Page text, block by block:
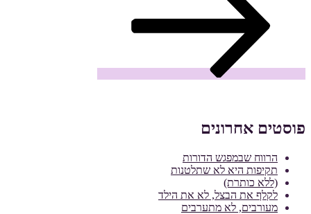
פוסטים אחרונים
הרווח שבמפגש הדורות
תקיפות היא לא שתלטנות
(ללא כותרת)
לקלף את הבצל, לא את הילד
מעורבים, לא מתערבים